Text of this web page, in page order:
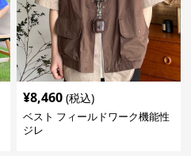
¥8,460 (税込)
ベスト フィールドワーク機能性
ジレ